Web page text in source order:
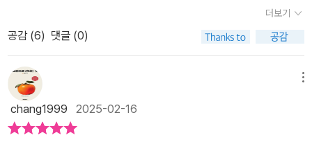
무지고 사려깊은 파리신부와 인내심이 부족하고 뭔가 얼뗘 보이는 파
리신랑은 함께 비행중이다. 먹이를 찾지 못해 고생을 겪던 중 천국과
도 같은 곳에 당도했다. '신이시여, 힘없고 불쌍한 우릴 도와주세요.'
라고 기도하자마자 발견한 그곳은 사람의 집이었다. 그중에서도 한
남자아이의 방. 거기엔 이미 많은 파리들이 아무 걱정없이 기거하고
있었으며 남자아이를 '신'이라고 불렀다. 그 신의 캐릭터인즉, 간식을
아무데서나 먹고, 잘 흘리고, 아무데나 버리며, 치우지 않고, 잘 씻지
더보기
공감 (6) 댓글 (0)
chang1999 2025-02-16